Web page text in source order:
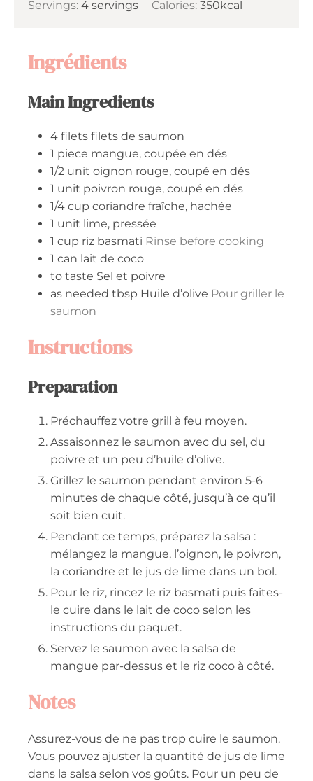
Servings: 4 servings Calories:350kcal
Ingrédients
Main Ingredients
4 filets filets de saumon
1 piece mangue, coupée en dés
1/2 unit oignon rouge, coupé en dés
1 unit poivron rouge, coupé en dés
1/4 cup coriandre fraîche, hachée
1 unit lime, pressée
1 cup riz basmati Rinse before cooking
1 can lait de coco
to taste Sel et poivre
as needed tbsp Huile d’olive Pour griller le
saumon
Instructions
Preparation
Préchauffez votre grill à feu moyen.
Assaisonnez le saumon avec du sel, du
poivre et un peu d’huile d’olive.
Grillez le saumon pendant environ 5-6
minutes de chaque côté, jusqu’à ce qu’il
soit bien cuit.
Pendant ce temps, préparez la salsa :
mélangez la mangue, l’oignon, le poivron,
la coriandre et le jus de lime dans un bol.
Pour le riz, rincez le riz basmati puis faites-
le cuire dans le lait de coco selon les
instructions du paquet.
Servez le saumon avec la salsa de
mangue par-dessus et le riz coco à côté.
Notes
Assurez-vous de ne pas trop cuire le saumon.
Vous pouvez ajuster la quantité de jus de lime
dans la salsa selon vos goûts. Pour un peu de